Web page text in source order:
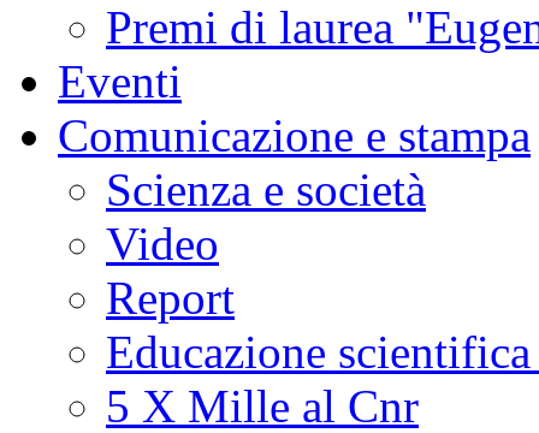
Premi di laurea
Eventi
Comunicazione e stampa
Scienza e società
Video
Report
Educazione
5 X Mille al Cnr